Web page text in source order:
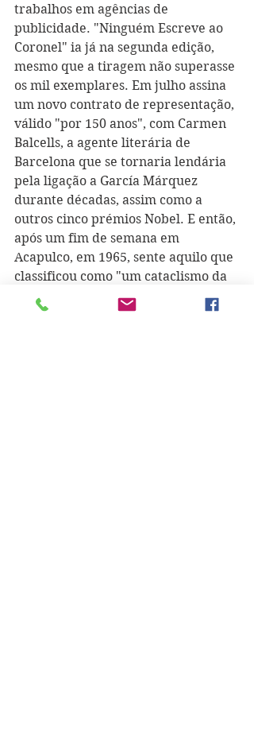
trabalhos em agências de
publicidade. "Ninguém Escreve ao
Coronel" ia já na segunda edição,
mesmo que a tiragem não superasse
os mil exemplares. Em julho assina
um novo contrato de representação,
válido "por 150 anos", com Carmen
Balcells, a agente literária de
Barcelona que se tornaria lendária
pela ligação a García Márquez
durante décadas, assim como a
outros cinco prémios Nobel. E então,
após um fim de semana em
Acapulco, em 1965, sente aquilo que
classificou como "um cataclismo da
alma" e, por entre dificuldades
económicas que nem a venda do